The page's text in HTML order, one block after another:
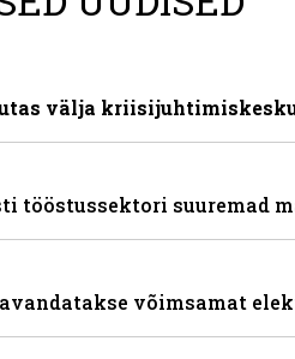
välja
tööstussektori suuremad
võimsamat